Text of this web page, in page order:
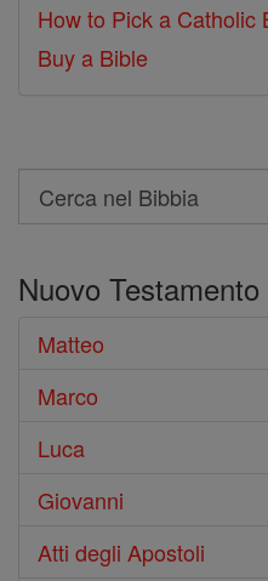
How to Pick a Catholic
Buy a Bible
Search
Cerca
Bibbia
Nuovo Testamento
Matteo
Marco
Luca
Giovanni
Atti degli Apostoli